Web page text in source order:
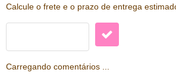
Calcule o frete e o prazo de entrega
Carregando comentários ...